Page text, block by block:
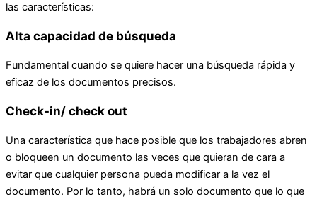
las características:
Alta capacidad de búsqueda
Fundamental cuando se quiere hacer una búsqueda rápida y
eficaz de los documentos precisos.
Check-in/ check out
Una característica que hace posible que los trabajadores abren
o bloqueen un documento las veces que quieran de cara a
evitar que cualquier persona pueda modificar a la vez el
documento. Por lo tanto, habrá un solo documento que lo que